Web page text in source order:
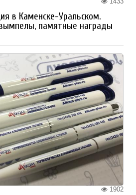
в Каменске-Уральском.
памятные награды
1902